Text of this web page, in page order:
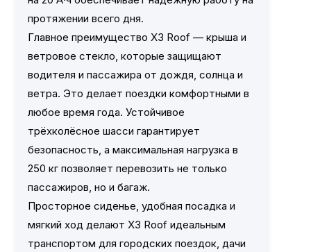
протяжении всего дня.
Главное преимущество X3 Roof — крыша и
ветровое стекло, которые защищают
водителя и пассажира от дождя, солнца и
ветра. Это делает поездки комфортными в
любое время года. Устойчивое
трёхколёсное шасси гарантирует
безопасность, а максимальная нагрузка в
250 кг позволяет перевозить не только
пассажиров, но и багаж.
Просторное сиденье, удобная посадка и
мягкий ход делают X3 Roof идеальным
транспортом для городских поездок, дачи